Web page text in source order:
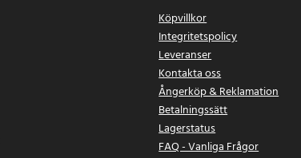
Köpvillkor
Integritetspolicy
Leveranser
Kontakta oss
Ångerköp & Reklamation
Betalningssätt
Lagerstatus
FAQ - Vanliga Frågor